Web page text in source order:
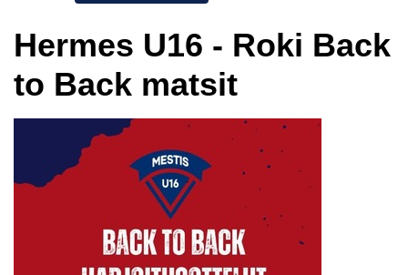
Hermes U16 - Roki Back
to Back matsit